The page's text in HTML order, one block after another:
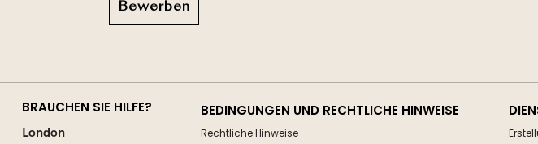
Bewerben
BRAUCHEN SIE HILFE?
London
BEDINGUNGEN UND RECHTLICHE HINWEISE
Rechtliche Hinweise